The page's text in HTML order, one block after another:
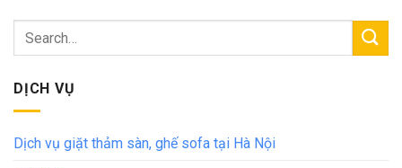
DỊCH VỤ
Dịch vụ giặt thảm sàn, ghế sofa tại Hà Nội